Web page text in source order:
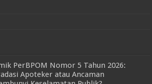
PerBPOM Nomor 5 Tahun 2026:
Apoteker atau Ancaman